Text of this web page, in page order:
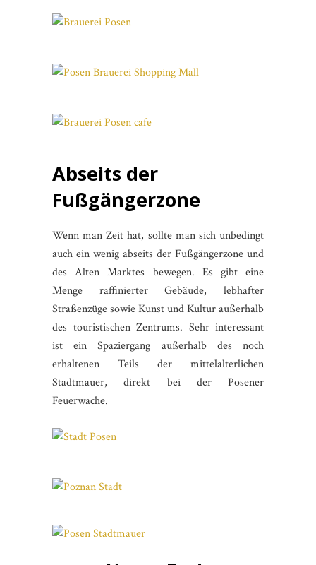
Abseits der
Fußgängerzone
Wenn man Zeit hat, sollte man sich unbedingt
auch ein wenig abseits der Fußgängerzone und
des Alten Marktes bewegen. Es gibt eine
Menge raffinierter Gebäude, lebhafter
Straßenzüge sowie Kunst und Kultur außerhalb
des touristischen Zentrums. Sehr interessant
ist ein Spaziergang außerhalb des noch
erhaltenen Teils der mittelalterlichen
Stadtmauer, direkt bei der Posener
Feuerwache.